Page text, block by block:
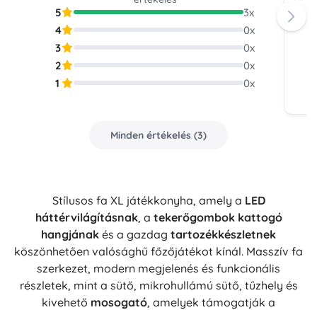
5 3x
4
0x
3
0x
2
0x
1
0x
Minden értékelés (3)
Stílusos fa XL játékkonyha, amely a LED
háttérvilágításnak, a tekerőgombok kattogó
hangjának és a gazdag tartozékkészletnek
köszönhetően valósághű főzőjátékot kínál. Masszív fa
szerkezet, modern megjelenés és funkcionális
részletek, mint a sütő, mikrohullámú sütő, tűzhely és
kivehető mosogató, amelyek támogatják a